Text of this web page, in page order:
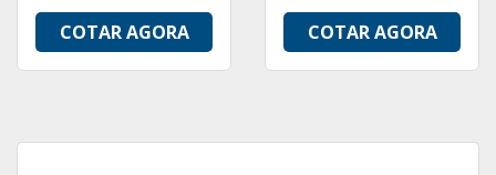
COTAR AGORA COTAR AGORA